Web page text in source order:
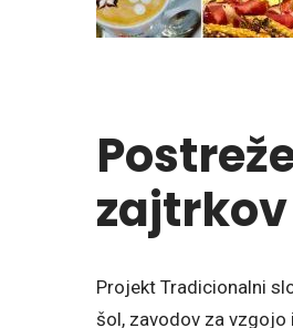
zajtrkov
Projekt Tradicionalni
šol, zavodov za